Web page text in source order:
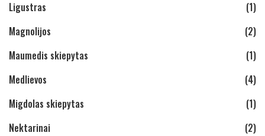
Ligustras
(1)
Magnolijos
(2)
Maumedis skiepytas
(1)
Medlievos
(4)
Migdolas skiepytas
(1)
Nektarinai
(2)